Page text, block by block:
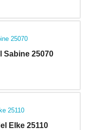
Sabine 25070
Elke 25110